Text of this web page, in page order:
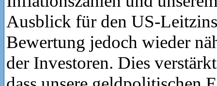
Ausblick für den US-
Bewertung jedoch wieder
der Investoren. Dies